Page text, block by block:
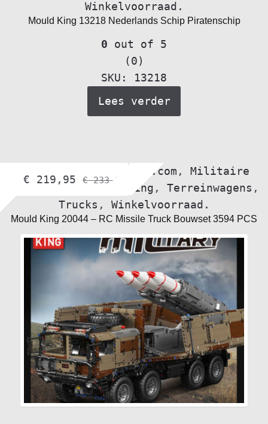
Winkelvoorraad.
Mould King 13218 Nederlands Schip Piratenschip
0 out of 5
(0)
SKU: 13218
Lees verder
bol.com ,
Militaire
voertuigen
Mould King , Terreinwagens ,
Trucks , Winkelvoorraad.
Mould King 20044 – RC Missile Truck Bouwset 3594 PCS
€ 219,95 €233,95